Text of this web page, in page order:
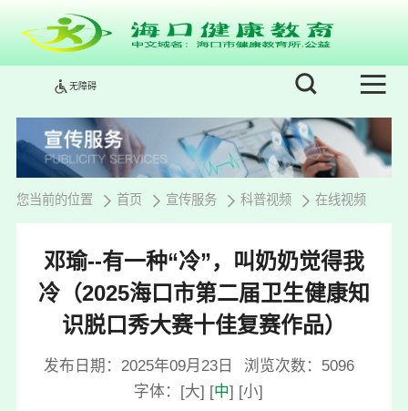
无障碍
您当前的位置 首页 宣传服务 科普视频 在线视频
邓瑜--有一种“冷”，叫奶奶觉得我
冷（2025海口市第二届卫生健康知
识脱口秀大赛十佳复赛作品）
发布日期：2025年09月23日 浏览次数： 5096
字体： [大] [中] [小]